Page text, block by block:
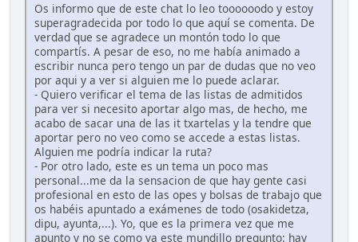
Os informo que de este chat lo leo toooooodo y estoy
superagradecida por todo lo que aquí se comenta. De
verdad que se agradece un montón todo lo que
compartís. A pesar de eso, no me había animado a
escribir nunca pero tengo un par de dudas que no veo
por aqui y a ver si alguien me lo puede aclarar.
- Quiero verificar el tema de las listas de admitidos
para ver si necesito aportar algo mas, de hecho, me
acabo de sacar una de las it txartelas y la tendre que
aportar pero no veo como se accede a estas listas.
Alguien me podría indicar la ruta?
- Por otro lado, este es un tema un poco mas
personal...me da la sensacion de que hay gente casi
profesional en esto de las opes y bolsas de trabajo que
os habéis apuntado a exámenes de todo (osakidetza,
dipu, ayunta,...). Yo, que es la primera vez que me
apunto y no se como va este mundillo pregunto: hay